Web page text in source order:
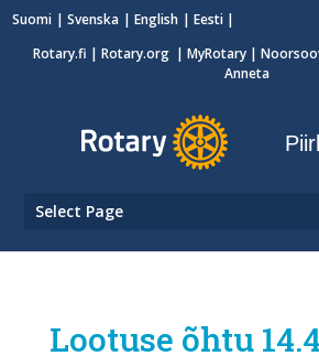
Suomi Svenska English
Eesti
Rotary.fi | Rotary.org | MyRotary|
Anneta
Select Page
Lootuse õhtu